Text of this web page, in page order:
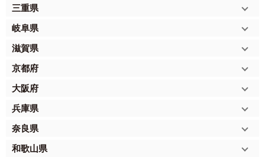
三重県
岐阜県
滋賀県
京都府
大阪府
兵庫県
奈良県
和歌山県